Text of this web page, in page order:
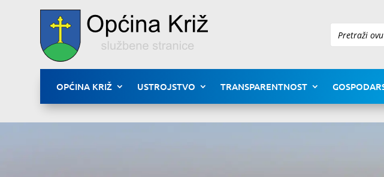
Pretraži
OPĆINA KRIŽ USTROJSTVO TRANSPARENTNOST